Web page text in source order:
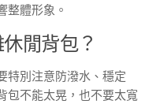
整體形象。
閒背包？
特別注意防潑水、穩定
包不能太晃，也不要太寬